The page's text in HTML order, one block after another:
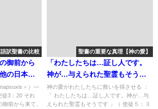
訳聖書の比較
御前から
の日本語
＞）―
3：20 それ
前から来て、
聖書の重要な真理【神の愛】
「わたしたちは…証し人です。
神が…与えられた聖霊もそうで
す」：聖書の重要な真理【神の
愛―救いの源】(１０)
神の愛がわたしたちに救いを得させる ：
「 わたしたちは…証し人です。神が…与
えられた聖霊もそうです 」（ 使徒５：３